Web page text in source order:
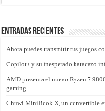
Entradas recientes
Ahora puedes transmitir tus juegos
Copilot+ y su inesperado batacazo
AMD presenta el nuevo Ryzen 7
gaming
Chuwi MiniBook X, un convertible